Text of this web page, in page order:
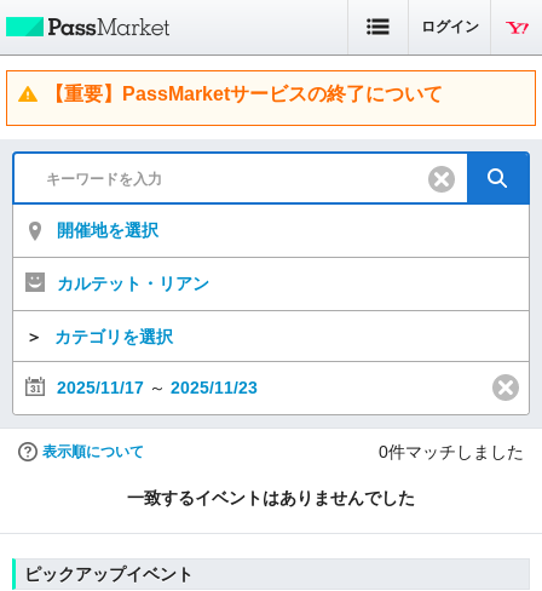
ログイン
【重要】PassMarketサービスの終了について
開催地を選択
カルテット・リアン
＞ カテゴリを選択
2025/11/17 ～ 2025/11/23
表示順について 0件マッチしました
一致するイベントはありませんでした
ピックアップイベント